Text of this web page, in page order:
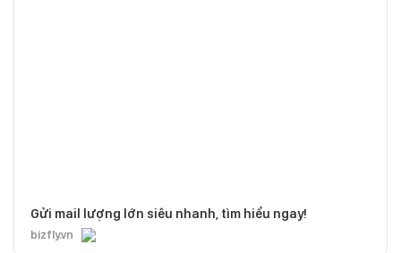
Gửi mail lượng lớn siêu nhanh, tìm hiểu ngay!
bizfly.vn